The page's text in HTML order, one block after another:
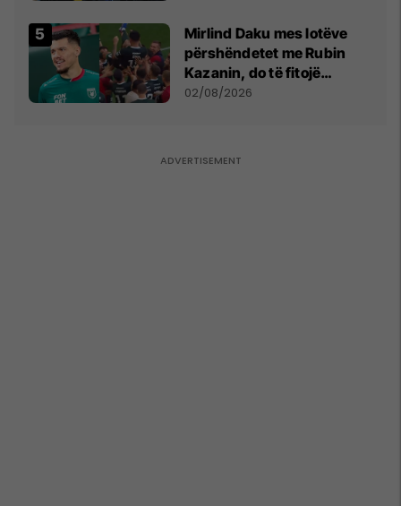
Mirlind Daku mes lotëve
përshëndetet me Rubin
Kazanin, do të fitojë
miliona te Spartak Moska
02/08/2026